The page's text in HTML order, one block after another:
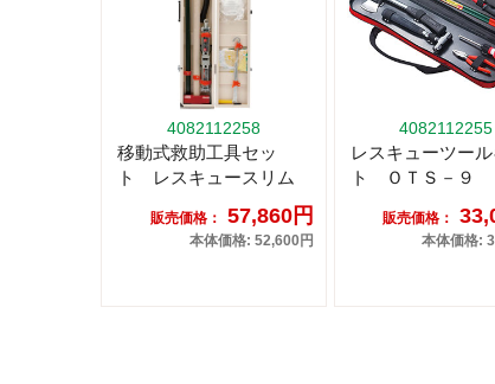
4082112258
移動式救助工具セッ
ト レスキュースリム
販売価格： 57,860円
本体価格: 52,600円
4082112255
レスキューツール
ト ＯＴＳ－９
販売価格：
本体価格: